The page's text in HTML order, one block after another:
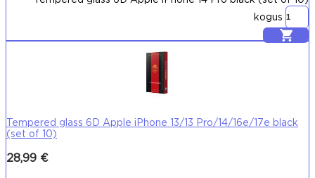
kogus
Lisa korvi
Tempered glass 6D Apple iPhone 13/13 Pro/14/16e/17e black
(set of 10)
28,99 €